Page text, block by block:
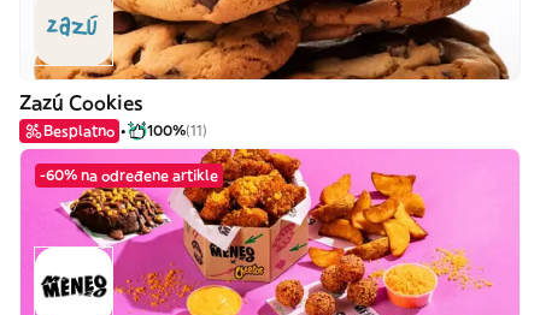
Zazú Cookies
Besplatno 100%(11)
-60% na određene artikle